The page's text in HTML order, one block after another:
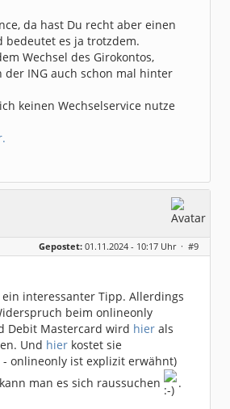
da hast Du recht aber einen
bedeutet es ja trotzdem.
Wechsel des Girokontos,
der ING auch schon mal hinter
keinen Wechselservice nutze
Gepostet: 01.11.2024 - 10:17 Uhr · #9
interessanter Tipp. Allerdings
beim onlineonly
Debit Mastercard wird hier als
Und hier kostet sie
onlineonly ist explizit erwähnt)
man es sich raussuchen
.